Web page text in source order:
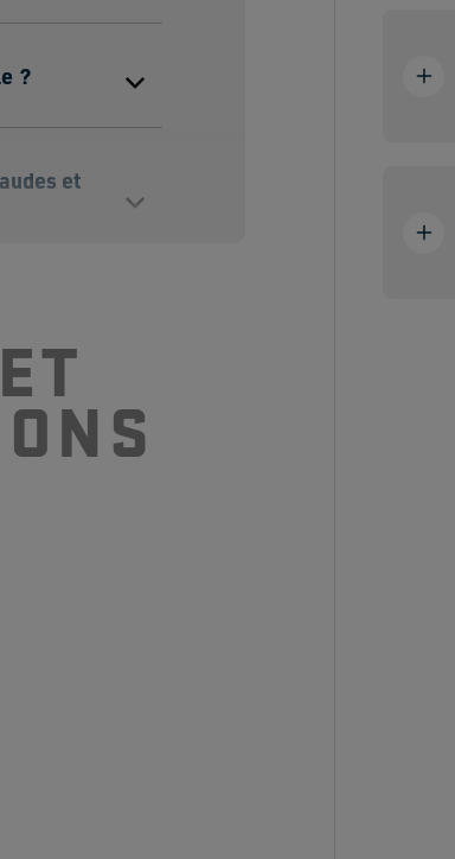
?
et
ils
?
ils